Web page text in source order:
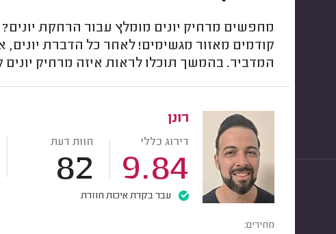
מחפשים מרחיק יונים מומלץ עבור הרחקת
קודמים מאזור מגשימים! לאחר כל הדברת יונים,
המדביר. בהמשך תוכלו לראות איזה מרחיק
רונן
דירוג כללי
9.84
חוות דעת
82
עבר בקרת איכות חוזרת
מחירים: